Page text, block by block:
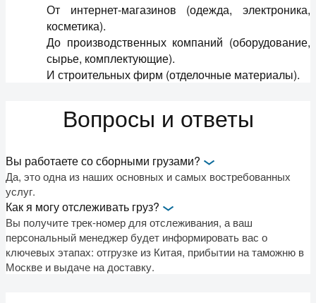
От интернет-магазинов (одежда, электроника,
косметика).
До производственных компаний (оборудование,
сырье, комплектующие).
И строительных фирм (отделочные материалы).
Вопросы и ответы
Вы работаете со сборными грузами?
Да, это одна из наших основных и самых востребованных
услуг.
Как я могу отслеживать груз?
Вы получите трек-номер для отслеживания, а ваш
персональный менеджер будет информировать вас о
ключевых этапах: отгрузке из Китая, прибытии на таможню в
Москве и выдаче на доставку.